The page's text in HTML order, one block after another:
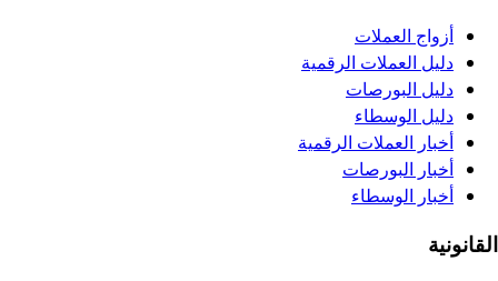
أزواج العملات
دليل العملات الرقمية
دليل البورصات
دليل الوسطاء
أخبار العملات الرقمية
أخبار البورصات
أخبار الوسطاء
القانونية